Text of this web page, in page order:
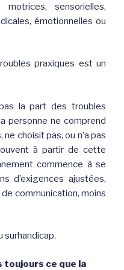
sensorielles,
émotionnelles ou
praxiques est un
la part des troubles
personne ne comprend
ne choisit pas, ou n’a pas
à partir de cette
commence à se
d’exigences ajustées,
communication, moins
surhandicap.
toujours ce que la